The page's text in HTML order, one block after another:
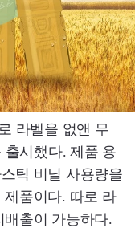
라벨을 없앤 무
출시했다. 제품 용
틱 비닐 사용량을
제품이다. 따로 라
출이 가능하다.